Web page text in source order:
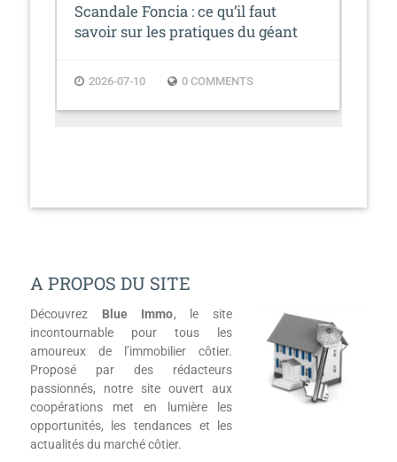
Scandale Foncia : ce qu’il faut
savoir sur les pratiques du géant
2026-07-10 0 COMMENTS
A PROPOS DU SITE
Découvrez Blue Immo, le site
incontournable pour tous les
amoureux de l’immobilier côtier.
Proposé par des rédacteurs
passionnés, notre site ouvert aux
coopérations met en lumière les
opportunités, les tendances et les
actualités du marché côtier.